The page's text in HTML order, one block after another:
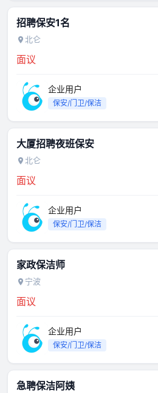
招聘保安1名
北仑
面议
企业用户
保安/门卫/保洁
大厦招聘夜班保安
北仑
面议
企业用户
保安/门卫/保洁
家政保洁师
宁波
面议
企业用户
保安/门卫/保洁
急聘保洁阿姨